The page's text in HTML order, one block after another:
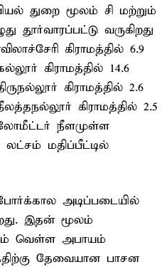
துறை மூலம் சி மற்றும்
தூர்வாரப்பட்டு வருகிறது
கிராமத்தில் 6.9
கிராமத்தில் 14.6
கிராமத்தில் 2.6
கிராமத்தில் 2.5
நீளமுள்ள
மதிப்பீட்டில்
அடிப்படையில்
இதன் மூலம்
வெள்ள அபாயம்
தேவையான பாசன